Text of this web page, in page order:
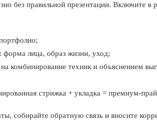
без правильной презентации. Включите в
форма лица, образ жизни, уход;
комбинирование техник и объяснением
стрижка + укладка = премиум-
собирайте обратную связь и вносите